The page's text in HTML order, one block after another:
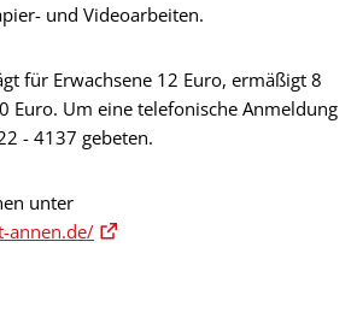
und Videoarbeiten.
für Erwachsene 12 Euro, ermäßigt 8
Euro. Um eine telefonische Anmeldung
- 4137 gebeten.
unter
annen.de/